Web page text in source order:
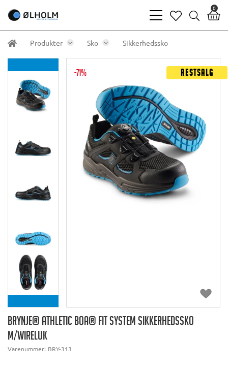
bars
light
heart
search
0
Produkter Sko Sikkerhedssko
-71% Restsalg
BRYNJE® ATHLETIC BOA® FIT SYSTEM SIKKERHEDSSKO
M/WIRELUK
Varenummer: BRY-313